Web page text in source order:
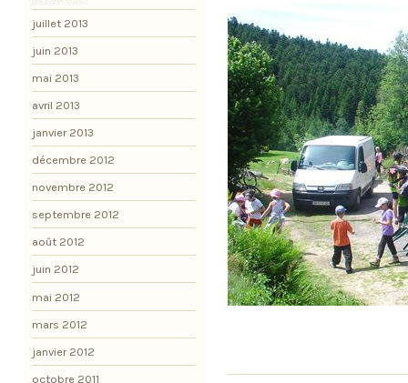
juillet 2013
juin 2013
mai 2013
avril 2013
janvier 2013
décembre 2012
novembre 2012
septembre 2012
août 2012
juin 2012
mai 2012
mars 2012
janvier 2012
octobre 2011